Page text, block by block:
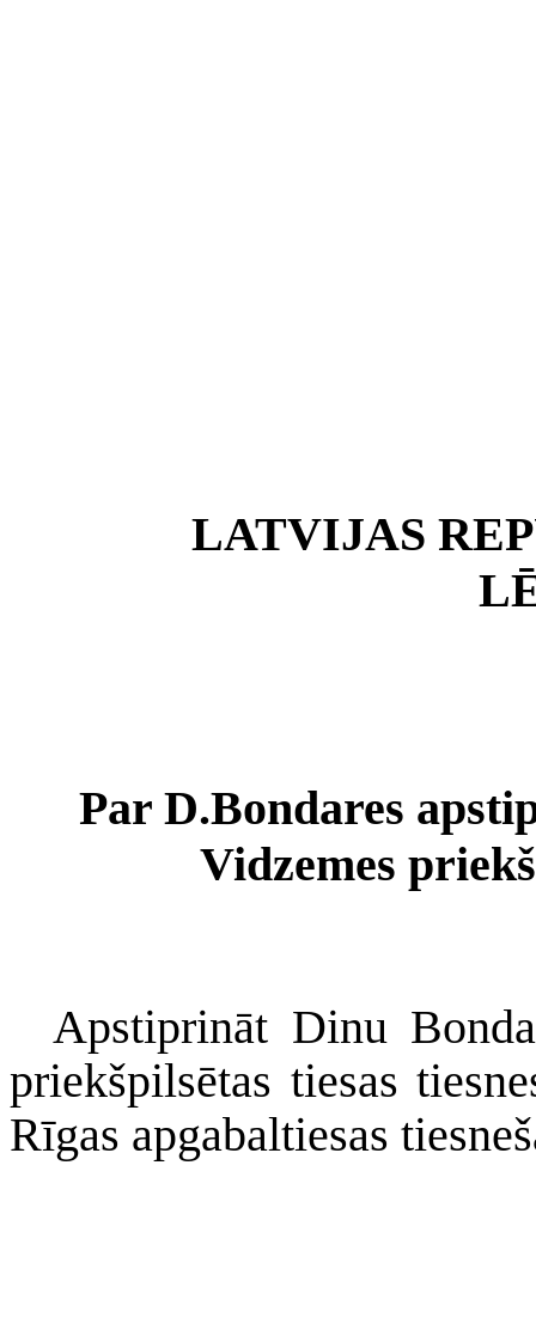
LATVIJAS
Par D.Bondares
Vidzemes
Apstiprināt Dinu
priekšpilsētas tiesas
Rīgas apgabaltiesas